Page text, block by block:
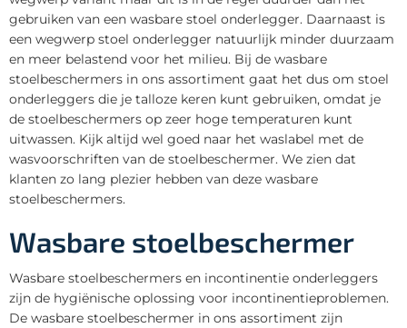
gebruiken van een wasbare stoel onderlegger. Daarnaast is
een wegwerp stoel onderlegger natuurlijk minder duurzaam
en meer belastend voor het milieu. Bij de wasbare
stoelbeschermers in ons assortiment gaat het dus om stoel
onderleggers die je talloze keren kunt gebruiken, omdat je
de stoelbeschermers op zeer hoge temperaturen kunt
uitwassen. Kijk altijd wel goed naar het waslabel met de
wasvoorschriften van de stoelbeschermer. We zien dat
klanten zo lang plezier hebben van deze wasbare
stoelbeschermers.
Wasbare stoelbeschermer
Wasbare stoelbeschermers en incontinentie onderleggers
zijn de hygiënische oplossing voor incontinentieproblemen.
De wasbare stoelbeschermer in ons assortiment zijn